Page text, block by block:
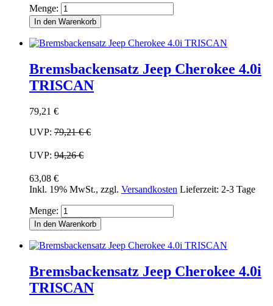
Menge:
In den Warenkorb
Bremsbackensatz Jeep Cherokee 4.0i
TRISCAN
79,21 €
UVP: 79,21 €€
UVP: 94,26 €
63,08 €
Inkl. 19% MwSt., zzgl. Versandkosten Lieferzeit: 2-3 Tage
Menge:
In den Warenkorb
Bremsbackensatz Jeep Cherokee 4.0i
TRISCAN